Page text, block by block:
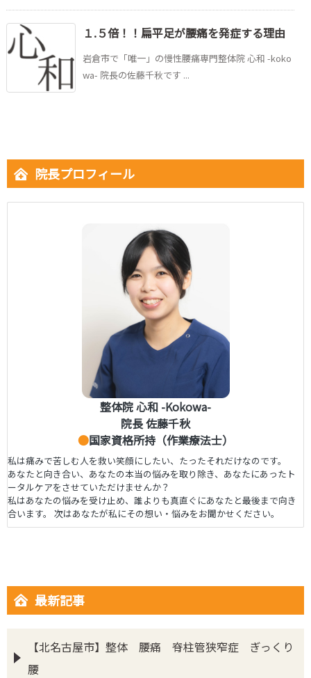
１.５倍！！扁平足が腰痛を発症する理由
岩倉市で「唯一」の慢性腰痛専門整体院 心和 -koko
wa- 院長の佐藤千秋です ...
院長プロフィール
整体院 心和 -Kokowa-
院長 佐藤千秋
●国家資格所持（作業療法士）
私は痛みで苦しむ人を救い笑顔にしたい、たったそれだけなのです。
あなたと向き合い、あなたの本当の悩みを取り除き、あなたにあったト
ータルケアをさせていただけませんか？
私はあなたの悩みを受け止め、誰よりも真直ぐにあなたと最後まで向き
合います。 次はあなたが私にその想い・悩みをお聞かせください。
最新記事
【北名古屋市】整体 腰痛 脊柱管狭窄症 ぎっくり
腰